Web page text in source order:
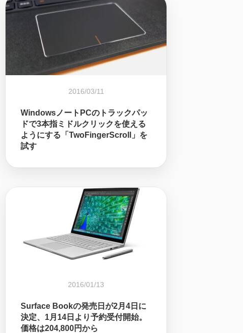
2016/03/11
WindowsノートPCのトラックパッ
ドで3本指ミドルクリックを使える
ようにする「TwoFingerScroll」を
試す
2016/01/13
Surface Bookの発売日が2月4日に
決定、1月14日より予約受付開始。
価格は204,800円から